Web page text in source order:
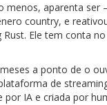
aparenta ser
country, e
Ele tem conta
a ponto de o
de
IA e criada por